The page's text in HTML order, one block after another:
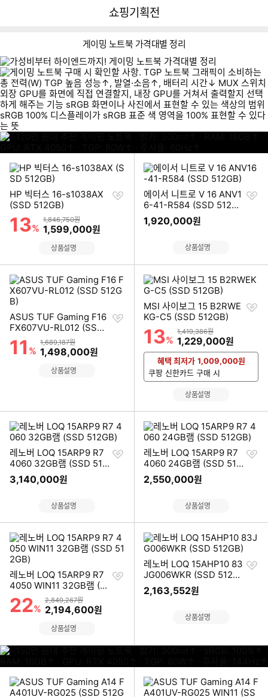
다나와
쇼핑기획전
게이밍 노트북 가격대별 정리
~
1
2
0
만
원
대
~
1
5
0
만
원
대
~
1
8
0
만
대
2
0
0
만
원
HP 빅터스 16-s1038AX
(SSD 512GB)
할인률
13%
상품금액
1,846,750원
할인금액
1,599,000원
찜
상품설명
에이서 니트로 V 16 ANV1
6-41-R584 (SSD 512G
B)
1,920,000원
찜
상품설명
ASUS TUF Gaming F16
FX607VU-RL012 (SSD
512GB)
할인률
11 %
상품금액
1,689,187원
할인금액
1,498,000원
찜
상품설명
MSI 사이보그 15 B2RWE
KG-C5 (SSD 512GB)
할인률
13%
상품금액
1,419,386원
할인금액
1,229,000원
찜
혜택 최저가 1,009,000원
쿠팡 신한카드 구매 시
상품설명
레노버 LOQ 15ARP9 R7
4060 32GB램 (SSD 512
GB)
3,140,000원
찜
상품설명
레노버 LOQ 15ARP9 R7
4060 24GB램 (SSD 512
GB)
2,550,000원
찜
상품설명
레노버 LOQ 15ARP9 R7
4050 WIN11 32GB램 (S
SD 512GB)
할인률
22%
상품금액
2,849,267원
할인금액
2,194,600원
찜
상품설명
레노버 LOQ 15AHP10 83
JG006WKR (SSD 512G
B)
2,163,552원
찜
상품설명